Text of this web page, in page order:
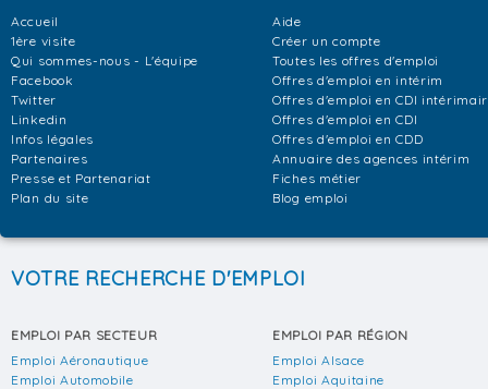
Accueil
1ère visite
Qui sommes-nous - L'équipe
Facebook
Twitter
Linkedin
Infos légales
Partenaires
Presse et Partenariat
Plan du site
Aide
Créer un compte
Toutes les offres d'emploi
Offres d'emploi en intérim
Offres d'emploi en CDI
Offres d'emploi en CDI
Offres d'emploi en CDD
Annuaire des agences intérim
Fiches métier
Blog emploi
VOTRE RECHERCHE D'EMPLOI
EMPLOI PAR SECTEUR
Emploi Aéronautique
Emploi Automobile
EMPLOI PAR RÉGION
Emploi Alsace
Emploi Aquitaine